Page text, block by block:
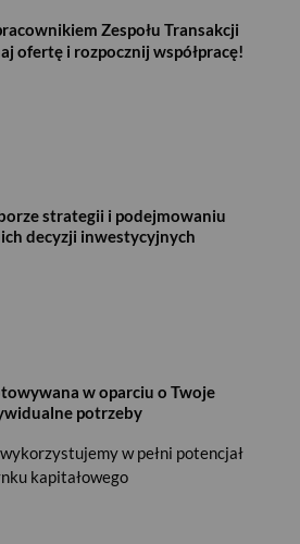
Zespołu Transakcji
ofertę i rozpocznij współpracę!
strategii i podejmowaniu
decyzji inwestycyjnych
w oparciu o Twoje
potrzeby
w pełni potencjał
kapitałowego